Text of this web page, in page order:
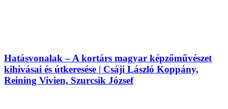
Hatásvonalak – A kortárs magyar képzőművészet
kihívásai és útkeresése | Csáji László Koppány,
Reining Vivien, Szurcsik József